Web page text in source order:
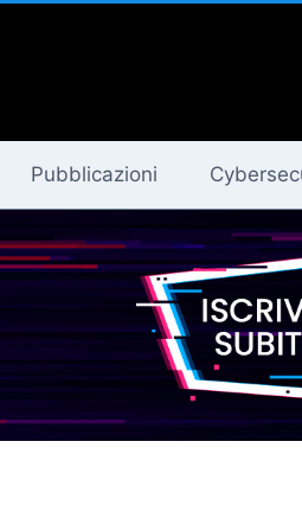
Pubblicazioni